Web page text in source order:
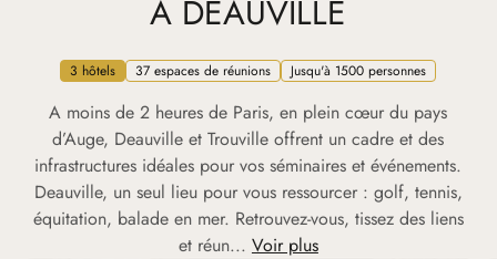
À DEAUVILLE
3 hôtels 37 espaces de réunions Jusqu'à 1500 personnes
A moins de 2 heures de Paris, en plein cœur du pays
d’Auge, Deauville et Trouville offrent un cadre et des
infrastructures idéales pour vos séminaires et événements.
Deauville, un seul lieu pour vous ressourcer : golf, tennis,
équitation, balade en mer. Retrouvez-vous, tissez des liens
et réun... Voir plus